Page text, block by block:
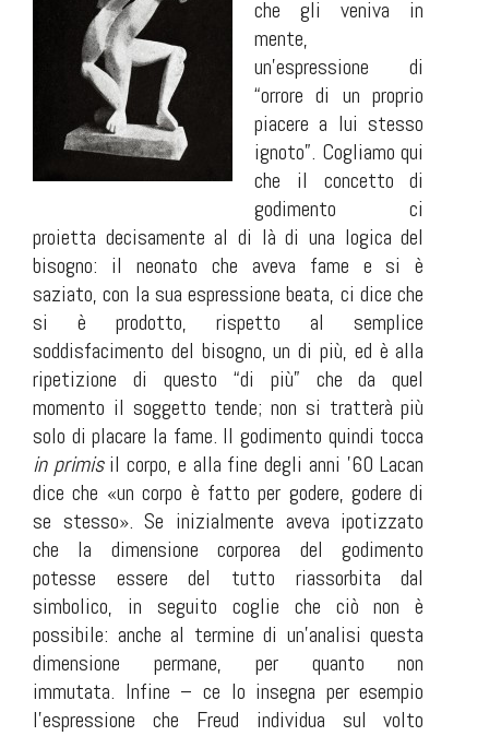
che gli veniva in
mente,
un’espressione di
“orrore di un proprio
piacere a lui stesso
ignoto”. Cogliamo qui
che il concetto di
godimento ci
proietta decisamente al di là di una logica del
bisogno: il neonato che aveva fame e si è
saziato, con la sua espressione beata, ci dice che
si è prodotto, rispetto al semplice
soddisfacimento del bisogno, un di più, ed è alla
ripetizione di questo “di più” che da quel
momento il soggetto tende; non si tratterà più
solo di placare la fame. Il godimento quindi tocca
in primisil corpo, e alla fine degli anni ’60 Lacan
dice che «un corpo è fatto per godere, godere di
se stesso». Se inizialmente aveva ipotizzato
che la dimensione corporea del godimento
potesse essere del tutto riassorbita dal
simbolico, in seguito coglie che ciò non è
possibile: anche al termine di un’analisi questa
dimensione permane, per quanto non
immutata. Infine – ce lo insegna per esempio
l’espressione che Freud individua sul volto